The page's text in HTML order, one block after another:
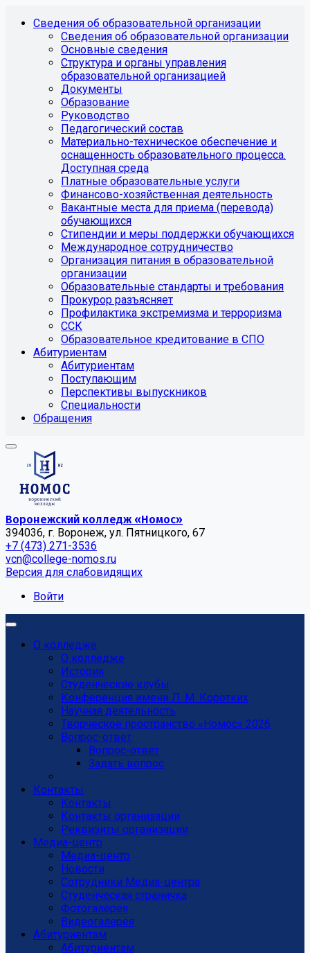
Сведения об образовательной организации
Сведения об образовательной организации
Основные сведения
Структура и органы управления
образовательной организацией
Документы
Образование
Руководство
Педагогический состав
Материально-техническое обеспечение и
оснащенность образовательного процесса.
Доступная среда
Платные образовательные услуги
Финансово-хозяйственная деятельность
Вакантные места для приема (перевода)
обучающихся
Стипендии и меры поддержки обучающихся
Международное сотрудничество
Организация питания в образовательной
организации
Образовательные стандарты и требования
Прокурор разъясняет
Профилактика экстремизма и терроризма
ССК
Образовательное кредитование в СПО
Абитуриентам
Абитуриентам
Поступающим
Перспективы выпускников
Специальности
Обращения
Воронежский колледж «Номос»
394036, г. Воронеж, ул. Пятницкого, 67
+7 (473) 271-3536
vcn@college-nomos.ru
Версия для слабовидящих
Войти
О колледже
О колледже
История
Студенческие клубы
Конференция имени Л. М. Коротких
Научная деятельность
Творческое пространство «Номос» 2026
Вопрос-ответ
Вопрос-ответ
Задать вопрос
Контакты
Контакты
Контакты организации
Реквизиты организации
Медиа-центр
Медиа-центр
Новости
Сотрудники Медиа-центра
Студенческая страничка
Фотогалерея
Видеогалерея
Абитуриентам
Абитуриентам